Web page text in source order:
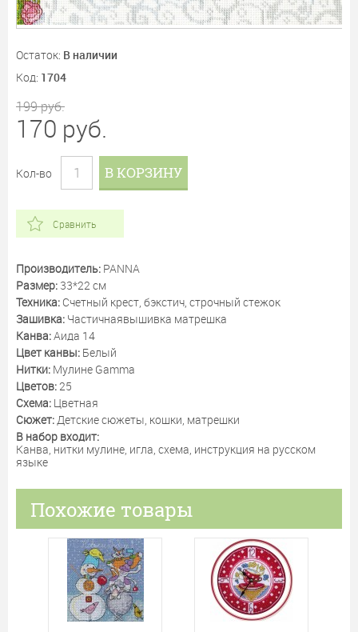
Остаток: В наличии
Код: 1704
199руб.
170 руб.
Кол-во В КОРЗИНУ
Сравнить
Производитель: PANNA
Размер: 33*22 см
Техника: Счетный крест, бэкстич, строчный стежок
Зашивка: Частичнаявышивка матрешка
Канва:Аида 14
Цвет канвы: Белый
Нитки: Мулине Gamma
Цветов:25
Схема: Цветная
Сюжет:Детские сюжеты, кошки, матрешки
В набор входит:
Канва, нитки мулине, игла, схема, инструкция на русском
языке
Похожие товары